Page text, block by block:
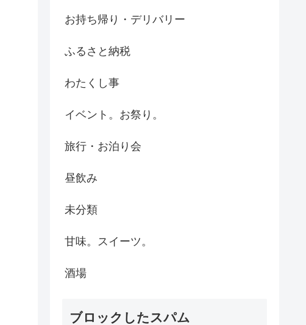
お持ち帰り・デリバリー
ふるさと納税
わたくし事
イベント。お祭り。
旅行・お泊り会
昼飲み
未分類
甘味。スイーツ。
酒場
ブロックしたスパム